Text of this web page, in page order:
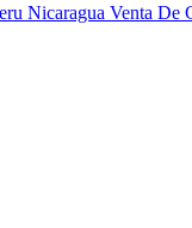
Nicaragua Venta De